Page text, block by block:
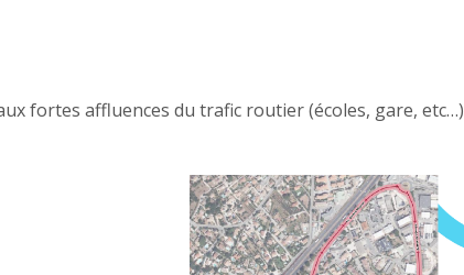
fortes affluences du trafic routier (écoles, gare, etc…)